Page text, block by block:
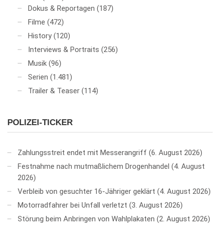
Dokus & Reportagen (187)
Filme (472)
History (120)
Interviews & Portraits (256)
Musik (96)
Serien (1.481)
Trailer & Teaser (114)
POLIZEI-TICKER
Zahlungsstreit endet mit Messerangriff 6. August 2026
Festnahme nach mutmaßlichem Drogenhandel
4. August
2026
Verbleib von gesuchter 16-Jähriger geklärt
4. August 2026
Motorradfahrer bei Unfall verletzt 3. August 2026
Störung beim Anbringen von Wahlplakaten
2. August 2026